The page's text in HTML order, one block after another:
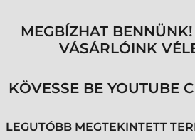
MEGBÍZHAT
VÁSÁRLÓINK
KÖVESSE BE YOUTUBE
LEGUTÓBB MEGTEKINTETT